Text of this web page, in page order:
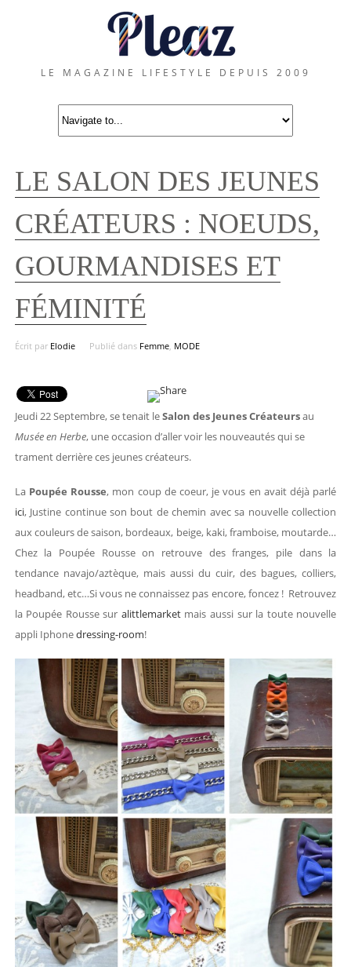
LE MAGAZINE LIFESTYLE DEPUIS 2009
LE SALON DES JEUNES
CRÉATEURS : NOEUDS,
GOURMANDISES ET
FÉMINITÉ
Écrit par Elodie Publié dans Femme, MODE
Jeudi 22 Septembre, se tenait leSalon des Jeunes Créateursau
Musée en Herbe, une occasion d’aller voir les nouveautés qui se
trament derrière ces jeunes créateurs.
La Poupée Rousse, mon coup de coeur, je vous en avait déjà parlé
ici, Justine continue son bout de chemin avec sa nouvelle collection
aux couleurs de saison, bordeaux, beige, kaki, framboise, moutarde…
Chez la Poupée Rousse on retrouve des franges, pile dans la
tendance navajo/aztèque, mais aussi du cuir, des bagues, colliers,
headband, etc…Si vous ne connaissez pas encore, foncez ! Retrouvez
la Poupée Rousse sur alittlemarketmais aussi sur la toute nouvelle
appli Iphonedressing-room!